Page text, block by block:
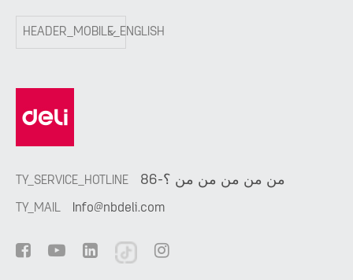
HEADER_MOBILE_ENGLISH
TY_SERVICE_HOTLINE 86-من من من من من ؟
TY_MAIL Info@nbdeli.com